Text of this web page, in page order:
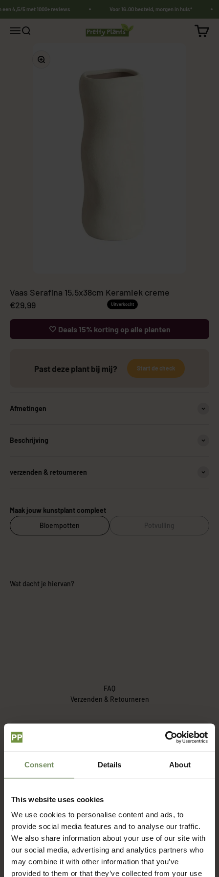
Consent Details About
This website uses cookies
We use cookies to personalise content and ads, to
provide social media features and to analyse our traffic.
We also share information about your use of our site with
our social media, advertising and analytics partners who
may combine it with other information that you’ve
provided to them or that they’ve collected from your use
een 4,5/5 met 1000+ reviews Voor 16:00 besteld, morgen in huis*
Navigatiemenu openen
Zoeken openen
PrettyPlants.nl
In-/uitzoomen
Vaas Serafina 15,5x38cm Keramiek creme
Aanbiedingsprijs
€29,99 Uitverkocht
🤍 Deals 15% korting op alle planten
Past deze plant bij mij? Start de check
Afmetingen
Beschrijving
verzenden & retourneren
Maak jouw kunstplant compleet
Bloempotten
Potvulling
Wat dacht je hiervan?
FAQ
Verzenden & Retourneren
Hoe lang duur het voordat ik mijn bestelling ontvang?
Wat zijn de verzendkosten?
Met welke bezorgdienst werken jullie?